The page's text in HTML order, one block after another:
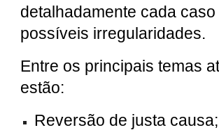
detalhadamente cada
possíveis irregularidades.
Entre os principais temas
estão:
Reversão de justa causa;